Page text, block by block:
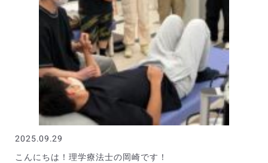
2025.09.29
こんにちは！理学療法士の岡崎です！